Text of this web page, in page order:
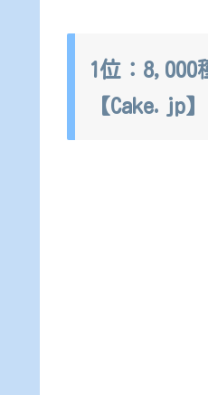
1位：8,000
【Cake.jp】